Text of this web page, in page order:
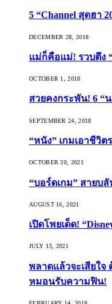
5 “Channel สุดฮา
DECEMBER 28, 2018
แม่ก็คือแม่! รวบตึง
OCTOBER 1, 2018
สวยคงกระพัน! 6 “
SEPTEMBER 24, 2018
“หนัง” เกมเอาชีวิ
OCTOBER 20, 2021
“บอร์ดเกม” สายบ
AUGUST 16, 2021
เปิดโพยเด็ด!
JULY 13, 2021
พลาดแล้วจะเสียใจ
หมอนรับความฟิน!